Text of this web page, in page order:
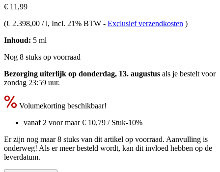
€ 11,99
(€ 2.398,00 / l, Incl. 21% BTW - Exclusief verzendkosten )
Inhoud: 5 ml
Nog 8 stuks op voorraad
Bezorging uiterlijk op donderdag, 13. augustus als je bestelt voor
zondag 23:59 uur.
Volumekorting beschikbaar!
vanaf 2 voor maar€ 10,79 / Stuk-10%
Er zijn nog maar 8 stuks van dit artikel op voorraad. Aanvulling is
onderweg! Als er meer besteld wordt, kan dit invloed hebben op de
leverdatum.